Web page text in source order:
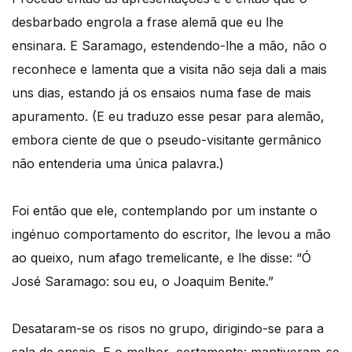
desbarbado engrola a frase alemã que eu lhe
ensinara. E Saramago, estendendo-lhe a mão, não o
reconhece e lamenta que a visita não seja dali a mais
uns dias, estando já os ensaios numa fase de mais
apuramento. (E eu traduzo esse pesar para alemão,
embora ciente de que o pseudo-visitante germânico
não entenderia uma única palavra.)
Foi então que ele, contemplando por um instante o
ingénuo comportamento do escritor, lhe levou a mão
ao queixo, num afago tremelicante, e lhe disse: “Ó
José Saramago: sou eu, o Joaquim Benite.”
Desataram-se os risos no grupo, dirigindo-se para a